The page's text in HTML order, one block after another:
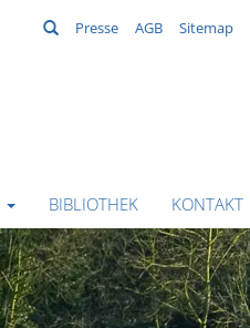
Suchen
Presse AGB Sitemap
BIBLIOTHEK KONTAKT